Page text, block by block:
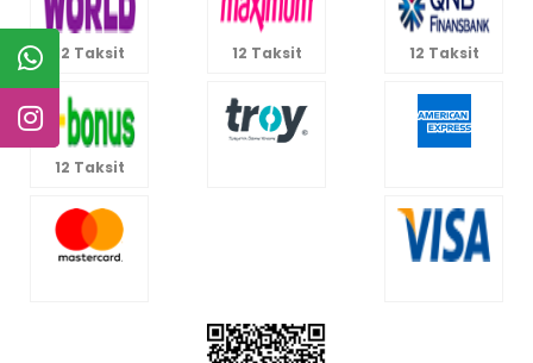
12 Taksit 12 Taksit 12 Taksit
12 Taksit